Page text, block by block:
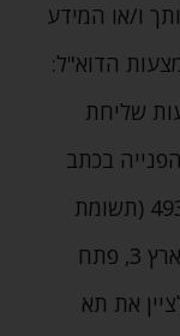
ו/או המידע
הדוא"ל:
שליחת
בכתב
לתא דואר מס' 11155‚ מיקוד 4934829 (תשומת
ליבך‚ כתובת החברה היא: תוצרת הארץ 3‚ פתח
את תא